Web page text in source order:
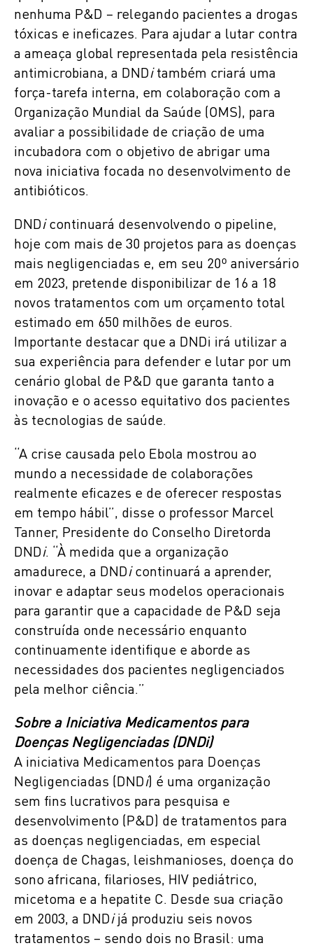
nenhuma P&D – relegando pacientes a drogas
tóxicas e ineficazes. Para ajudar a lutar contra
a ameaça global representada pela resistência
antimicrobiana, a DNDitambém criará uma
força-tarefa interna, em colaboração com a
Organização Mundial da Saúde (OMS), para
avaliar a possibilidade de criação de uma
incubadora com o objetivo de abrigar uma
nova iniciativa focada no desenvolvimento de
antibióticos.
DNDicontinuará desenvolvendo o pipeline,
hoje com mais de 30 projetos para as doenças
mais negligenciadas e, em seu 20º aniversário
em 2023, pretende disponibilizar de 16 a 18
novos tratamentos com um orçamento total
estimado em 650 milhões de euros.
Importante destacar que a DNDi irá utilizar a
sua experiência para defender e lutar por um
cenário global de P&D que garanta tanto a
inovação e o acesso equitativo dos pacientes
às tecnologias de saúde.
“A crise causada pelo Ebola mostrou ao
mundo a necessidade de colaborações
realmente eficazes e de oferecer respostas
em tempo hábil”, disse o professor Marcel
Tanner, Presidente do Conselho Diretorda
DNDi. “À medida que a organização
amadurece, a DNDicontinuará a aprender,
inovar e adaptar seus modelos operacionais
para garantir que a capacidade de P&D seja
construída onde necessário enquanto
continuamente identifique e aborde as
necessidades dos pacientes negligenciados
pela melhor ciência.”
Sobre a Iniciativa Medicamentos para
Doenças Negligenciadas (DNDi)
A iniciativa Medicamentos para Doenças
Negligenciadas (DNDi) é uma organização
sem fins lucrativos para pesquisa e
desenvolvimento (P&D) de tratamentos para
as doenças negligenciadas, em especial
doença de Chagas, leishmanioses, doença do
sono africana, filarioses, HIV pediátrico,
micetoma e a hepatite C. Desde sua criação
em 2003, a DNDijá produziu seis novos
tratamentos – sendo dois no Brasil: uma